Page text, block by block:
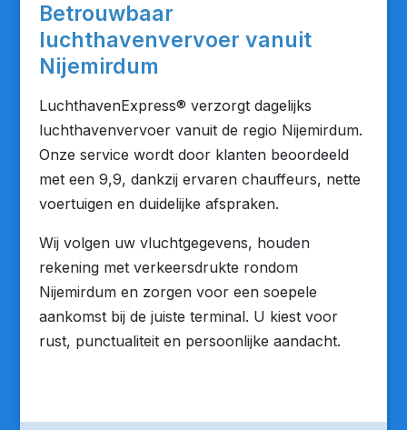
Betrouwbaar
luchthavenvervoer vanuit
Nijemirdum
LuchthavenExpress® verzorgt dagelijks
luchthavenvervoer vanuit de regio Nijemirdum.
Onze service wordt door klanten beoordeeld
met een 9,9, dankzij ervaren chauffeurs, nette
voertuigen en duidelijke afspraken.
Wij volgen uw vluchtgegevens, houden
rekening met verkeersdrukte rondom
Nijemirdum en zorgen voor een soepele
aankomst bij de juiste terminal. U kiest voor
rust, punctualiteit en persoonlijke aandacht.